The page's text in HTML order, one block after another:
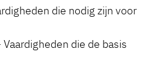
die nodig zijn voor
die de basis